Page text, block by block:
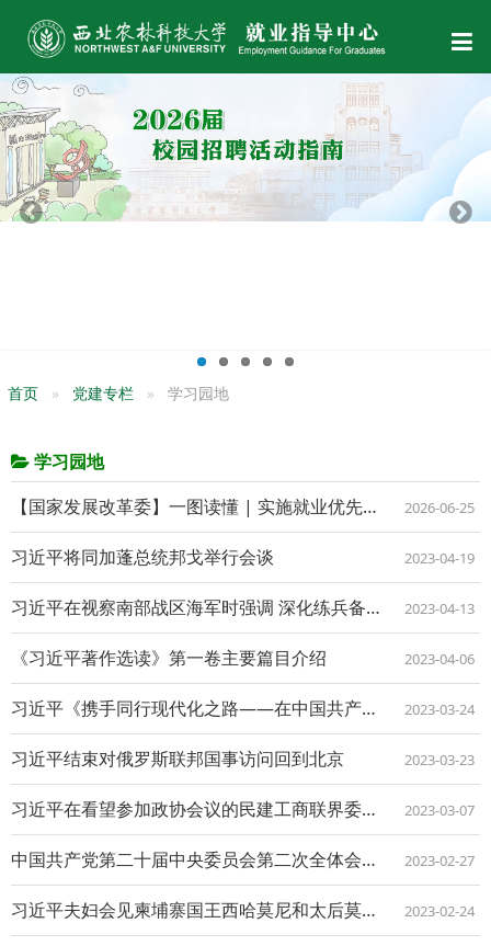
首页 党建专栏 学习园地
学习园地
【国家发展改革委】一图读懂 | 实施就业优先战略“十五五”规划
2026-06-25
习近平将同加蓬总统邦戈举行会谈 2023-04-19
习近平在视察南部战区海军时强调 深化练兵备战 加快转型建设 全面提高部队现代化水... 2023-04-13
《习近平著作选读》第一卷主要篇目介绍 2023-04-06
习近平《携手同行现代化之路——在中国共产党与世界政党高层对话会上的主旨讲话》单行... 2023-03-24
习近平结束对俄罗斯联邦国事访问回到北京 2023-03-23
习近平在看望参加政协会议的民建工商联界委员时强调 正确引导民营经济健康发展高质量... 2023-03-07
中国共产党第二十届中央委员会第二次全体会议 在北京开始举行 2023-02-27
习近平夫妇会见柬埔寨国王西哈莫尼和太后莫尼列 2023-02-24